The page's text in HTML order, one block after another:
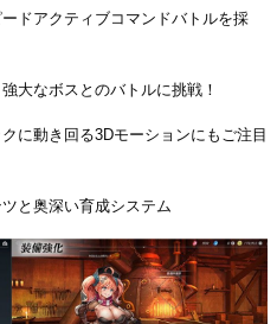
ドアクティブコマンドバトルを採
大なボスとのバトルに挑戦！
に動き回る3Dモーションにもご注目
と奥深い育成システム